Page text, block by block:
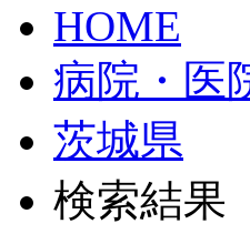
HOME
病院・医
茨城県
検索結果